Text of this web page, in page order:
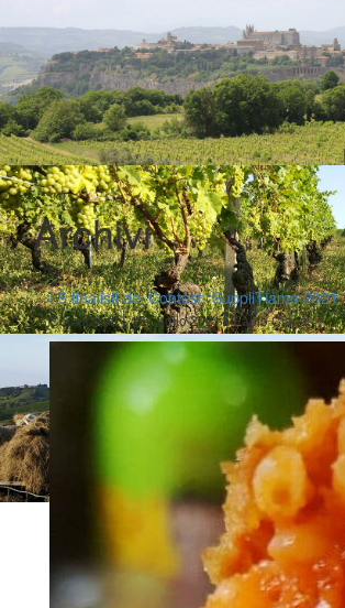
Archivi
I 5 finalisti del Contest “SuppliTiamo 2021”
Comunicati|16 Luglio 2021|Fabio Ciarla